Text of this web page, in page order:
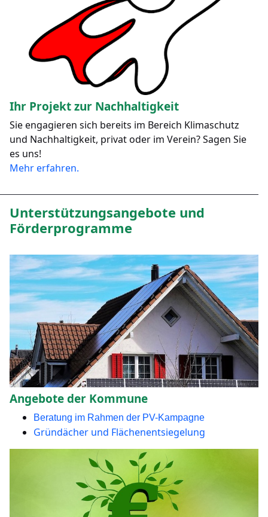
Ihr Projekt zur Nachhaltigkeit
Sie engagieren sich bereits im Bereich Klimaschutz
und Nachhaltigkeit, privat oder im Verein? Sagen Sie
es uns!
Mehr erfahren.
Unterstützungsangebote und
Förderprogramme
Angebote der Kommune
Beratung im Rahmen der PV-Kampagne
Gründächer und Flächenentsiegelung